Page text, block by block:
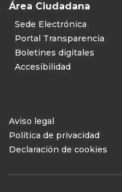
Área Ciudadana
Sede Electrónica
Portal Transparencia
Boletines digitales
Accesibilidad
Aviso legal
Política de privacidad
Declaración de cookies